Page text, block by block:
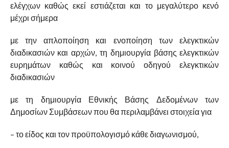
ελέγχων καθώς εκεί εστιάζεται και το μεγαλύτερο κενό
μέχρι σήμερα
με την απλοποίηση και ενοποίηση των ελεγκτικών
διαδικασιών και αρχών, τη δημιουργία βάσης ελεγκτικών
ευρημάτων καθώς και κοινού οδηγού ελεγκτικών
διαδικασιών
με τη δημιουργία Εθνικής Βάσης Δεδομένων των
Δημοσίων Συμβάσεων που θα περιλαμβάνει στοιχεία για
– το είδος και τον προϋπολογισμό κάθε διαγωνισμού,